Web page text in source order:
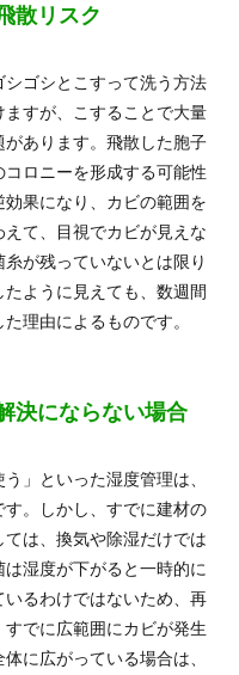
散リスク
ゴシとこすって洗う方法
すが、こすることで大量
あります。飛散した胞子
ロニーを形成する可能性
果になり、カビの範囲を
て、目視でカビが見えな
が残っていないとは限り
ように見えても、数週間
理由によるものです。
決にならない場合
」といった湿度管理は、
。しかし、すでに建材の
は、換気や除湿だけでは
湿度が下がると一時的に
るわけではないため、再
でに広範囲にカビが発生
に広がっている場合は、